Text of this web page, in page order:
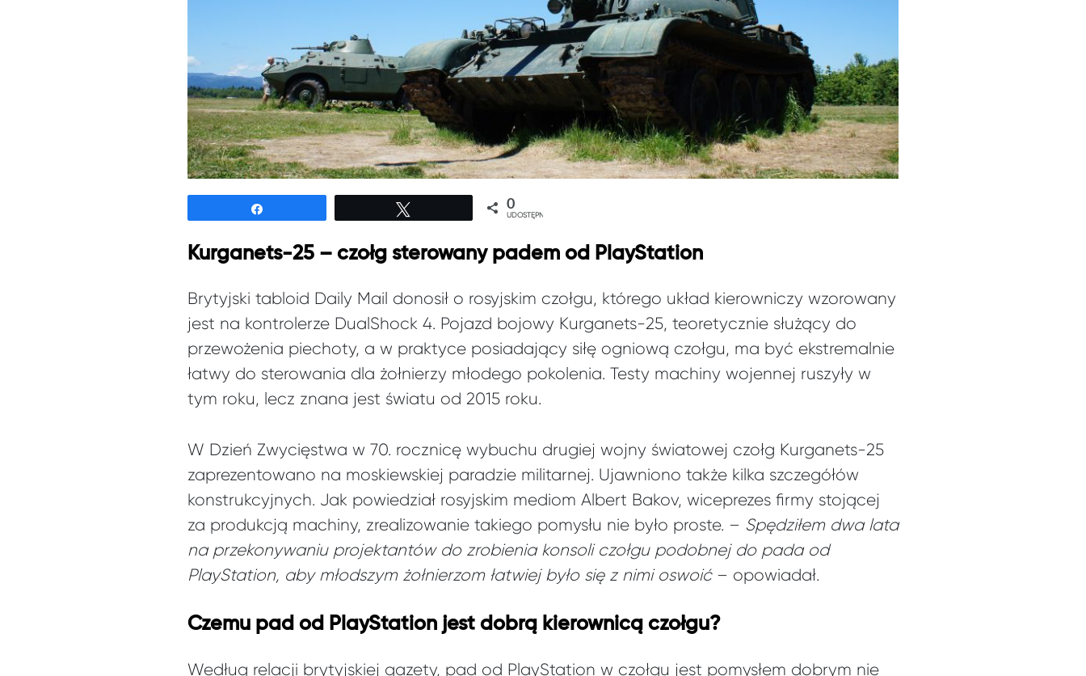
0
UDOSTĘPNIEŃ
Kurganets-25 – czołg sterowany padem od PlayStation
Brytyjski tabloid Daily Mail donosił o rosyjskim czołgu, którego układ kierowniczy wzorowany
jest na kontrolerze DualShock 4. Pojazd bojowy Kurganets-25, teoretycznie służący do
przewożenia piechoty, a w praktyce posiadający siłę ogniową czołgu, ma być ekstremalnie
łatwy do sterowania dla żołnierzy młodego pokolenia. Testy machiny wojennej ruszyły w
tym roku, lecz znana jest światu od 2015 roku.
W Dzień Zwycięstwa w 70. rocznicę wybuchu drugiej wojny światowej czołg Kurganets-25
zaprezentowano na moskiewskiej paradzie militarnej. Ujawniono także kilka szczegółów
konstrukcyjnych. Jak powiedział rosyjskim mediom Albert Bakov, wiceprezes firmy stojącej
za produkcją machiny, zrealizowanie takiego pomysłu nie było proste. – Spędziłem dwa lata
na przekonywaniu projektantów do zrobienia konsoli czołgu podobnej do pada od
PlayStation, aby młodszym żołnierzom łatwiej było się z nimi oswoić– opowiadał.
Czemu pad od PlayStation jest dobrą kierownicą czołgu?
Według relacji brytyjskiej gazety, pad od PlayStation w czołgu jest pomysłem dobrym nie